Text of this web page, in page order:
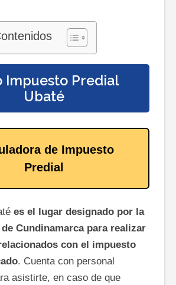
Impuesto Predial
Ubaté
de Impuesto
Predial
es el lugar designado por la
Cundinamarca para realizar
con el impuesto
. Cuenta con personal
asistirte, en caso de que